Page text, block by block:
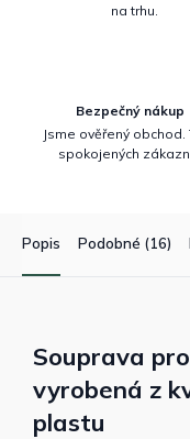
na trhu.
Bezpečný nákup
Jsme ověřený obchod.
spokojených
Popis Podobné (16)
Souprava
vyrobená z
plastu